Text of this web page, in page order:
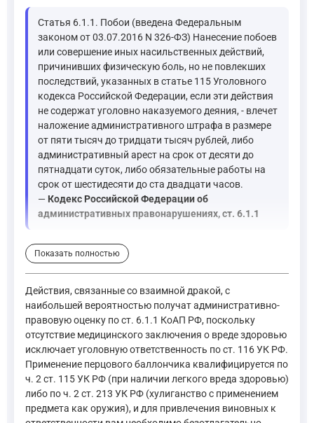
Статья 6.1.1. Побои (введена Федеральным
законом от 03.07.2016 N 326-ФЗ) Нанесение побоев
или совершение иных насильственных действий,
причинивших физическую боль, но не повлекших
последствий, указанных в статье 115 Уголовного
кодекса Российской Федерации, если эти действия
не содержат уголовно наказуемого деяния, - влечет
наложение административного штрафа в размере
от пяти тысяч до тридцати тысяч рублей, либо
административный арест на срок от десяти до
пятнадцати суток, либо обязательные работы на
срок от шестидесяти до ста двадцати часов.
— Кодекс Российской Федерации об
административных правонарушениях, ст. 6.1.1
Действия третьих лиц, прибывших по вызову водителя и
"Статья 115. Умышленное причинение легкого вреда
Умышленное причинение легкого вреда здоровью,
То же деяние, совершенное: ... в) с применением оружия
—Уголовный кодекс Российской Федерации, ст. 115
Показать полностью
Действия, связанные со взаимной дракой, с
наибольшей вероятностью получат административно-
правовую оценку по ст. 6.1.1 КоАП РФ, поскольку
отсутствие медицинского заключения о вреде здоровью
исключает уголовную ответственность по ст. 116 УК РФ.
Применение перцового баллончика квалифицируется по
ч. 2 ст. 115 УК РФ (при наличии легкого вреда здоровью)
либо по ч. 2 ст. 213 УК РФ (хулиганство с применением
предмета как оружия), и для привлечения виновных к